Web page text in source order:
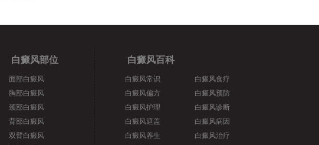
白癜风部位
面部白癜风
胸部白癜风
颈部白癜风
背部白癜风
双臂白癜风
白癜风百科
白癜风常识
白癜风偏方
白癜风护理
白癜风遮盖
白癜风养生
白癜风食疗
白癜风预防
白癜风诊断
白癜风病因
白癜风治疗